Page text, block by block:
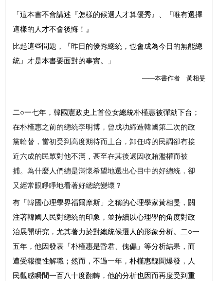
「這本書不會講述『怎樣的候選人才算優秀』、『唯有選擇
這樣的人才不會後悔！』
比起這些問題，『昨日的優秀總統，也會成為今日的無能總
統』才是本書要面對的事實。」
——本書作者 黃相旻
二○一七年，韓國憲政史上首位女總統朴槿惠被彈劾下台；
在朴槿惠之前的總統李明博，曾成功締造韓國第二次的政
黨輪替，當初受到高度期待而上台，卸任時的民調卻有接
近六成的民眾對他不滿，甚至在其後還因收賄濫權而被
捕。為什麼人們總是滿懷希望地選出心目中的好總統，卻
又經常眼睜睜地看著好總統變壞？
有「韓國心理學界福爾摩斯」之稱的心理學家黃相旻，關
注著韓國人民對總統的印象，並持續以心理學的角度對政
治展開研究，尤其著力於對總統候選人的形象分析。二○一
五年，他因發表「 朴槿惠是昏君、傀儡 」等分析結果，而
遭受報復性解職；然而，不過一年， 朴槿惠醜聞爆發，人
民觀感瞬間一百八十度翻轉，他的分析也因而再度受到重